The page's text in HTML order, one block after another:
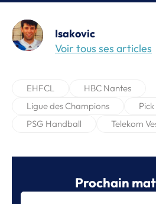
Isakovic
Voir tous ses articles
EHFCL
HBC Nantes
Ligue des Champions
PSG Handball
Telekom
Prochain